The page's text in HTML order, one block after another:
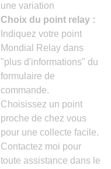
une variation
Choix du point relay :
Indiquez votre point
Mondial Relay dans
"plus d'informations" du
formulaire de
commande.
Choisissez un point
proche de chez vous
pour une collecte facile.
Contactez moi pour
toute assistance dans le